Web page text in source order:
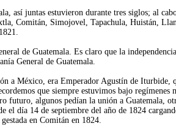
así juntas estuvieron durante tres siglos; al
Comitán, Simojovel, Tapachula, Huistán,
de Guatemala. Es claro que la
General de Guatemala.
a México, era Emperador Agustín de
que siempre estuvimos bajo
futuro, algunos pedían la unión a Guatemala,
el día 14 de septiembre del año de 1824
en Comitán en 1824.